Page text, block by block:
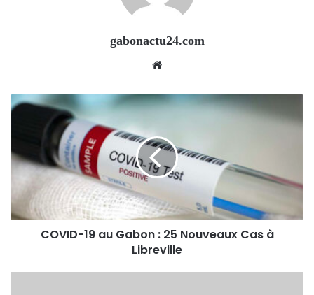
gabonactu24.com
COVID-19 au Gabon : 25 Nouveaux Cas à
Libreville